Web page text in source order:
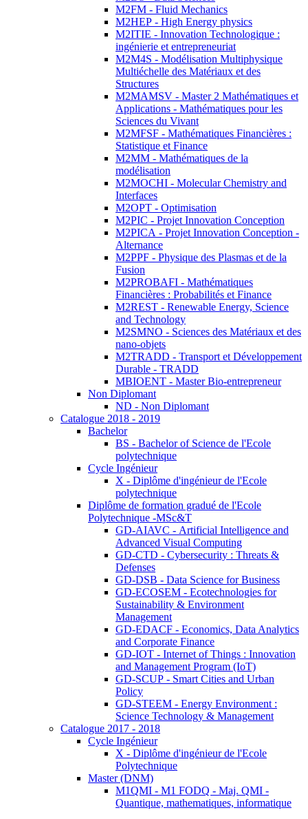
M2FM - Fluid Mechanics
M2HEP - High Energy physics
M2ITIE - Innovation Technologique :
ingénierie et entrepreneuriat
M2M4S - Modélisation Multiphysique
Multiéchelle des Matériaux et des
Structures
M2MAMSV - Master 2 Mathématiques et
Applications - Mathématiques pour les
Sciences du Vivant
M2MFSF - Mathématiques Financières :
Statistique et Finance
M2MM - Mathématiques de la
modélisation
M2MOCHI - Molecular Chemistry and
Interfaces
M2OPT - Optimisation
M2PIC - Projet Innovation Conception
M2PICA - Projet Innovation Conception -
Alternance
M2PPF - Physique des Plasmas et de la
Fusion
M2PROBAFI - Mathématiques
Financières : Probabilités et Finance
M2REST - Renewable Energy, Science
and Technology
M2SMNO - Sciences des Matériaux et des
nano-objets
M2TRADD - Transport et Développement
Durable - TRADD
MBIOENT - Master Bio-entrepreneur
Non Diplomant
ND - Non Diplomant
Catalogue 2018 - 2019
Bachelor
BS - Bachelor of Science de l'Ecole
polytechnique
Cycle Ingénieur
X - Diplôme d'ingénieur de l'Ecole
polytechnique
Diplôme de formation gradué de l'Ecole
Polytechnique -MSc&T
GD-AIAVC - Artificial Intelligence and
Advanced Visual Computing
GD-CTD - Cybersecurity : Threats &
Defenses
GD-DSB - Data Science for Business
GD-ECOSEM - Ecotechnologies for
Sustainability & Environment
Management
GD-EDACF - Economics, Data Analytics
and Corporate Finance
GD-IOT - Internet of Things : Innovation
and Management Program (IoT)
GD-SCUP - Smart Cities and Urban
Policy
GD-STEEM - Energy Environment :
Science Technology & Management
Catalogue 2017 - 2018
Cycle Ingénieur
X - Diplôme d'ingénieur de l'Ecole
Polytechnique
Master (DNM)
M1QMI - M1 FODQ - Maj. QMI -
Quantique, mathematiques, informatique